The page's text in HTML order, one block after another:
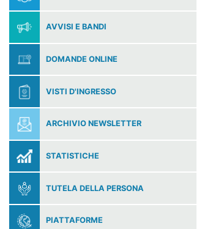
AVVISI E BANDI
DOMANDE ONLINE
VISTI D'INGRESSO
ARCHIVIO NEWSLETTER
STATISTICHE
TUTELA DELLA PERSONA
PIATTAFORME